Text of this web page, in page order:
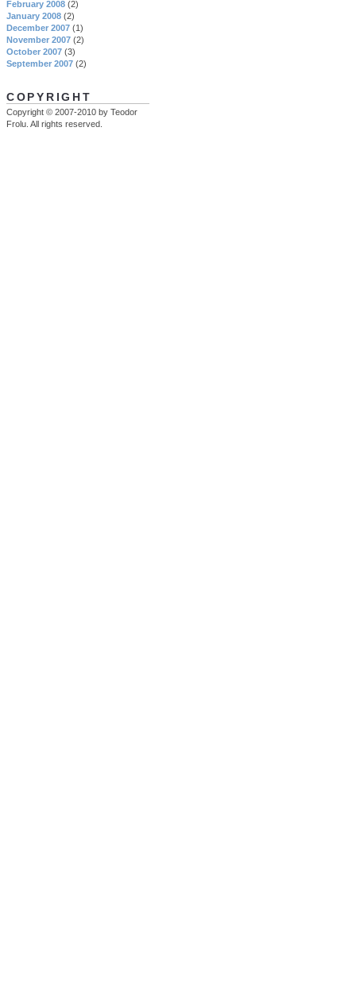
February 2008 (2)
January 2008 (2)
December 2007 (1)
November 2007 (2)
October 2007 (3)
September 2007 (2)
COPYRIGHT
Copyright © 2007-2010 by Teodor
Frolu. All rights reserved.